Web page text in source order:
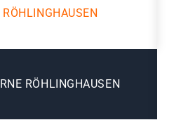
RÖHLINGHAUSEN